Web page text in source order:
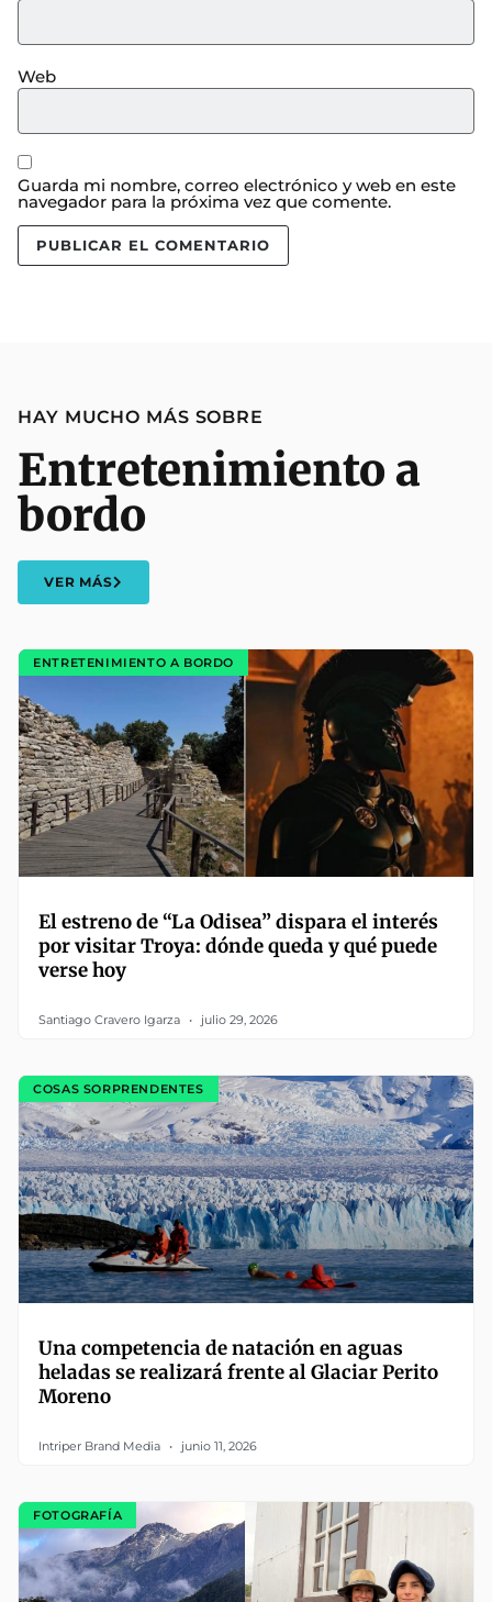
Web
Guarda mi nombre, correo electrónico y web en este
navegador para la próxima vez que comente.
HAY MUCHO MÁS SOBRE
Entretenimiento a
bordo
VER MÁS
ENTRETENIMIENTO A BORDO
El estreno de “La Odisea” dispara el interés
por visitar Troya: dónde queda y qué puede
verse hoy
Santiago Cravero Igarza julio 29, 2026
COSAS SORPRENDENTES
Una competencia de natación en aguas
heladas se realizará frente al Glaciar Perito
Moreno
Intriper Brand Media junio 11, 2026
FOTOGRAFÍA